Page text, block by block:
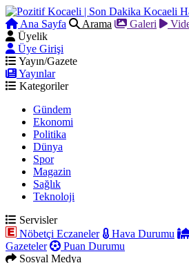
Ana Sayfa Arama Galeri
Üyelik
Üye Girişi
Yayın/Gazete
Yayınlar
Kategoriler
Gündem
Ekonomi
Politika
Dünya
Spor
Magazin
Sağlık
Teknoloji
Servisler
Nöbetçi Eczaneler
Hava Durumu
Gazeteler
Puan Durumu
Sosyal Medya